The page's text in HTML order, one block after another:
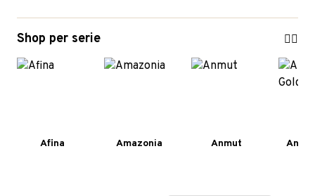
Shop per serie
Afina Amazonia Anmut